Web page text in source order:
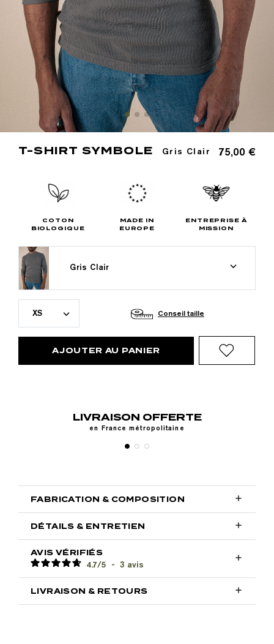
T-SHIRT SYMBOLE Gris Clair 75,00 €
COTON
BIOLOGIQUE
MADE IN
EUROPE
ENTREPRISE À
MISSION
Gris Clair
XS Conseil taille
AJOUTER AU PANIER
RETOURS GRATUITS
Sous 30 jours
FABRICATION & COMPOSITION 
DÉTAILS & ENTRETIEN 
AVIS VÉRIFIÉS
4.7/5 - 3 avis

LIVRAISON & RETOURS 